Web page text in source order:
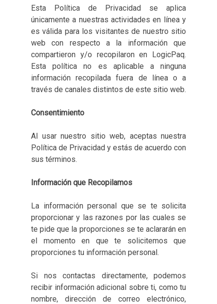
Esta Política de Privacidad se aplica
únicamente a nuestras actividades en línea y
es válida para los visitantes de nuestro sitio
web con respecto a la información que
compartieron y/o recopilaron en LogicPaq.
Esta política no es aplicable a ninguna
información recopilada fuera de línea o a
través de canales distintos de este sitio web.
Consentimiento
Al usar nuestro sitio web, aceptas nuestra
Política de Privacidad y estás de acuerdo con
sus términos.
Información que Recopilamos
La información personal que se te solicita
proporcionar y las razones por las cuales se
te pide que la proporciones se te aclararán en
el momento en que te solicitemos que
proporciones tu información personal.
Si nos contactas directamente, podemos
recibir información adicional sobre ti, como tu
nombre, dirección de correo electrónico,